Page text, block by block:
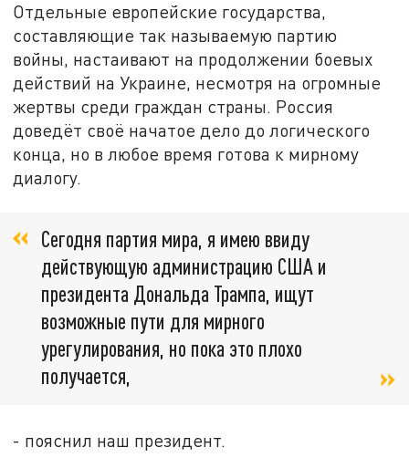
Отдельные европейские государства,
составляющие так называемую партию
войны, настаивают на продолжении боевых
действий на Украине, несмотря на огромные
жертвы среди граждан страны. Россия
доведёт своё начатое дело до логического
конца, но в любое время готова к мирному
диалогу.
Сегодня партия мира, я имею ввиду
действующую администрацию США и
президента Дональда Трампа, ищут
возможные пути для мирного
урегулирования, но пока это плохо
получается,
- пояснил наш президент.